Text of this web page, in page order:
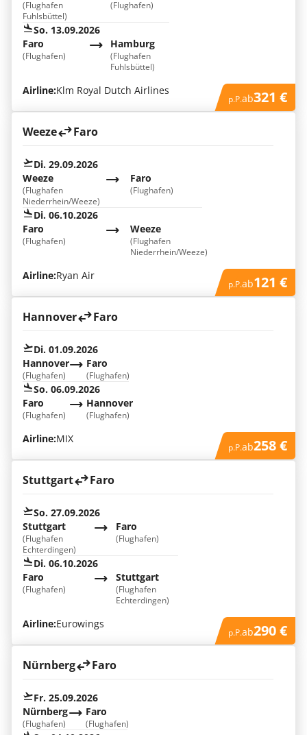
(Flughafen
Fuhlsbüttel)
(Flughafen)
So. 13.09.2026
Hamburg
(Flughafen
Fuhlsbüttel)
Faro
(Flughafen)
Airline:Klm Royal Dutch Airlines
p.P.ab321 €
Weeze Faro
Di. 29.09.2026
Weeze
(Flughafen
Niederrhein/Weeze)
Faro
(Flughafen)
Di. 06.10.2026
Weeze
(Flughafen
Niederrhein/Weeze)
Faro
(Flughafen)
Airline:Ryan Air
p.P.ab121 €
Hannover Faro
Di. 01.09.2026
Hannover
(Flughafen)
Faro
(Flughafen)
So. 06.09.2026
Hannover
(Flughafen)
Faro
(Flughafen)
Airline:MIX
p.P.ab258 €
Stuttgart Faro
So. 27.09.2026
Stuttgart
(Flughafen
Echterdingen)
Faro
(Flughafen)
Di. 06.10.2026
Stuttgart
(Flughafen
Echterdingen)
Faro
(Flughafen)
Airline:Eurowings
p.P.ab290 €
Nürnberg Faro
Fr. 25.09.2026
Nürnberg
(Flughafen)
Faro
(Flughafen)